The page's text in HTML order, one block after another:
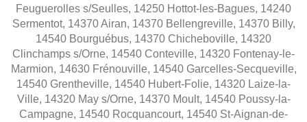
Feuguerolles s/Seulles, 14250 Hottot-les-Bagues, 14240
Sermentot, 14370 Airan, 14370 Bellengreville, 14370 Billy,
14540 Bourguébus, 14370 Chicheboville, 14320
Clinchamps s/Orne, 14540 Conteville, 14320 Fontenay-le-
Marmion, 14630 Frénouville, 14540 Garcelles-Secqueville,
14540 Grentheville, 14540 Hubert-Folie, 14320 Laize-la-
Ville, 14320 May s/Orne, 14370 Moult, 14540 Poussy-la-
Campagne, 14540 Rocquancourt, 14540 St-Aignan-de-